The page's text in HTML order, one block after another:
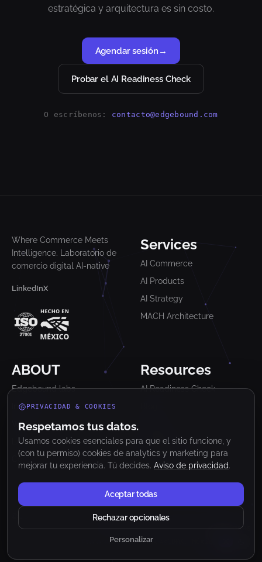
estratégica y arquitectura es sin costo.
Agendar sesión →
Probar el AI Readiness Check
O escríbenos: contacto@edgebound.com
Where Commerce Meets
Intelligence. Laboratorio de
comercio digital AI-native
LinkedInX
Services
AI Commerce
AI Products
AI Strategy
MACH Architecture
ABOUT
Edgebound labs
Industrias
Work
Lab
Contact
Resources
AI Readiness Check
Newsletter
Clutch Reviews
© 2026 Edgebound Labs. Todos los derechos reservados.
Aviso de PrivacidadTérminos y Condiciones
Preferencias de cookies
PRIVACIDAD & COOKIES
Respetamos tus datos.
Usamos cookies esenciales para que el sitio funcione, y
(con tu permiso) cookies de analytics y marketing para
mejorar tu experiencia. Tú decides. Aviso de privacidad.
Aceptar todas
Rechazar opcionales
Personalizar